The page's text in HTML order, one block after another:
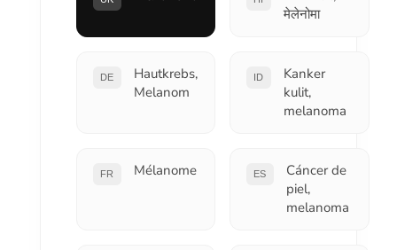
मेलेनोमा
DE
Hautkrebs,
Melanom
ID
Kanker
kulit,
melanoma
FR Mélanome ES
Cáncer de
piel,
melanoma